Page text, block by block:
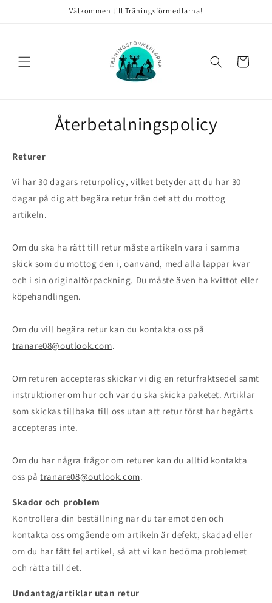
Välkommen till Träningsförmedlarna!
Varukorg
Återbetalningspolicy
Returer
Vi har 30 dagars returpolicy, vilket betyder att du har 30
dagar på dig att begära retur från det att du mottog
artikeln.
Om du ska ha rätt till retur måste artikeln vara i samma
skick som du mottog den i, oanvänd, med alla lappar kvar
och i sin originalförpackning. Du måste även ha kvittot eller
köpehandlingen.
Om du vill begära retur kan du kontakta oss på
tranare08@outlook.com.
Om returen accepteras skickar vi dig en returfraktsedel samt
instruktioner om hur och var du ska skicka paketet. Artiklar
som skickas tillbaka till oss utan att retur först har begärts
accepteras inte.
Om du har några frågor om returer kan du alltid kontakta
oss påtranare08@outlook.com.
Skador och problem
Kontrollera din beställning när du tar emot den och
kontakta oss omgående om artikeln är defekt, skadad eller
om du har fått fel artikel, så att vi kan bedöma problemet
och rätta till det.
Undantag/artiklar utan retur